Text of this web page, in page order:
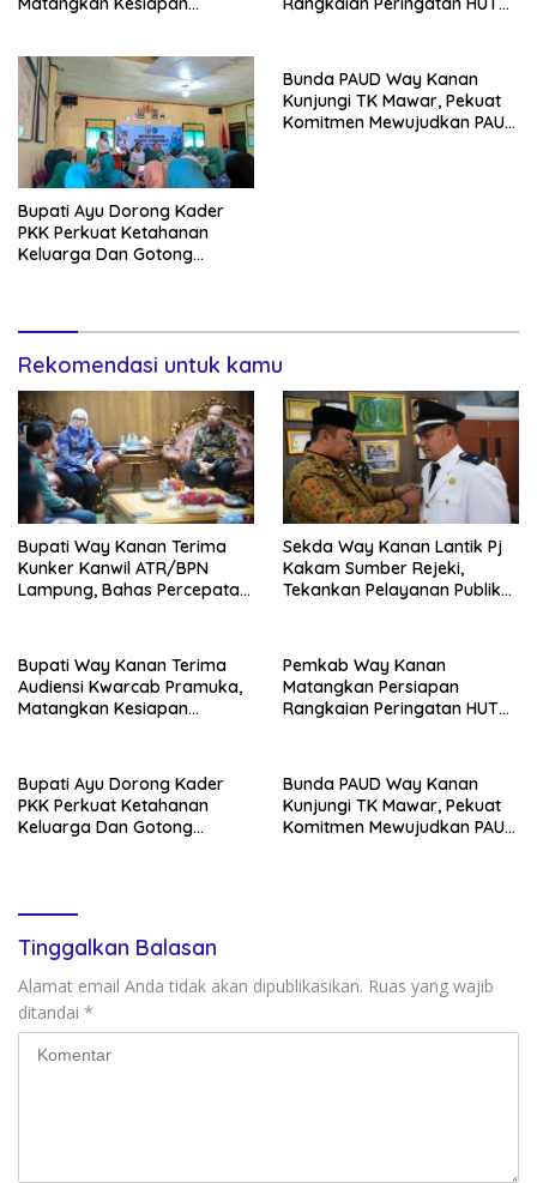
Bupati Ayu Dorong Kader
PKK Perkuat Ketahanan
Keluarga Dan Gotong
Bunda PAUD Way Kanan
Kunjungi TK Mawar, Pekuat
Komitmen Mewujudkan PAUD
Rekomendasi untuk kamu
Bupati Way Kanan Terima
Kunker Kanwil ATR/BPN
Lampung, Bahas Percepatan
Sekda Way Kanan Lantik Pj
Kakam Sumber Rejeki,
Tekankan Pelayanan Publik
Bupati Way Kanan Terima
Audiensi Kwarcab Pramuka,
Matangkan Kesiapan
Pemkab Way Kanan
Matangkan Persiapan
Rangkaian Peringatan HUT
Bupati Ayu Dorong Kader
PKK Perkuat Ketahanan
Keluarga Dan Gotong
Bunda PAUD Way Kanan
Kunjungi TK Mawar, Pekuat
Komitmen Mewujudkan PAUD
Tinggalkan Balasan
Alamat email Anda tidak akan dipublikasikan. Ruas yang wajib
ditandai *